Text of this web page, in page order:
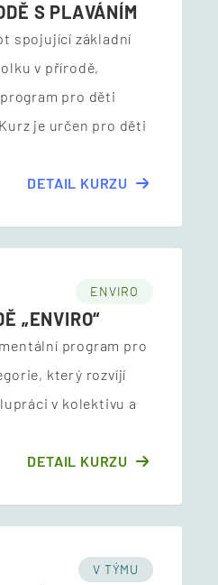
S PLAVÁNÍM
spojující základní
v přírodě,
pro děti
je určen pro děti
DETAIL KURZU
ENVIRO
„ENVIRO“
program pro
který rozvíjí
v kolektivu a
DETAIL KURZU
V TÝMU